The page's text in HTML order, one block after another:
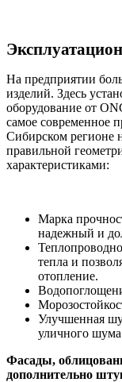
На предприятии
изделий. Здесь
оборудование от
самое современное
Сибирском регионе
правильной
характеристиками:
Марка
надежный и
тепла и
отопление.
Улучшенная
уличного
Фасады,
дополнительно